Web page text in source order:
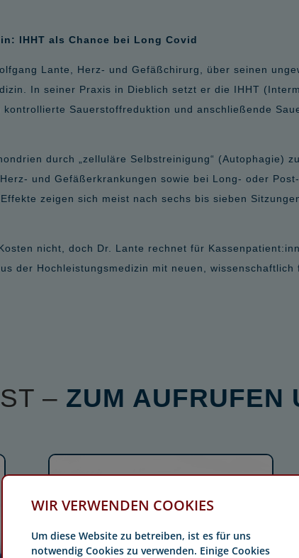
IHHT als Chance bei Long Covid
Lante, Herz- und Gefäßchirurg, über seinen
In seiner Praxis in Dieblich setzt er die IHHT
Sauerstoffreduktion und anschließende
durch „zelluläre Selbstreinigung“ (Autophagie)
und Gefäßerkrankungen sowie bei Long- oder
zeigen sich meist nach sechs bis sieben
nicht, doch Dr. Lante rechnet für
der Hochleistungsmedizin mit neuen,
– ZUM AUFRUFEN
WIR VERWENDEN COOKIES
Um diese Website zu betreiben, ist es für uns
notwendig Cookies zu verwenden. Einige Cookies